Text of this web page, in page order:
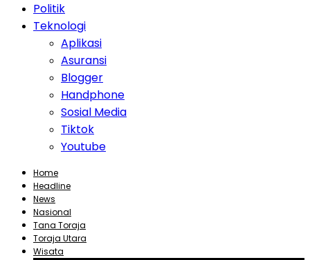
Politik
Teknologi
Aplikasi
Asuransi
Blogger
Handphone
Sosial Media
Tiktok
Youtube
Home
Headline
News
Nasional
Tana Toraja
Toraja Utara
Wisata